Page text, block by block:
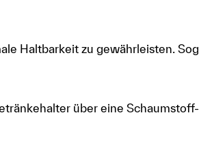
Haltbarkeit zu gewährleisten.
über eine